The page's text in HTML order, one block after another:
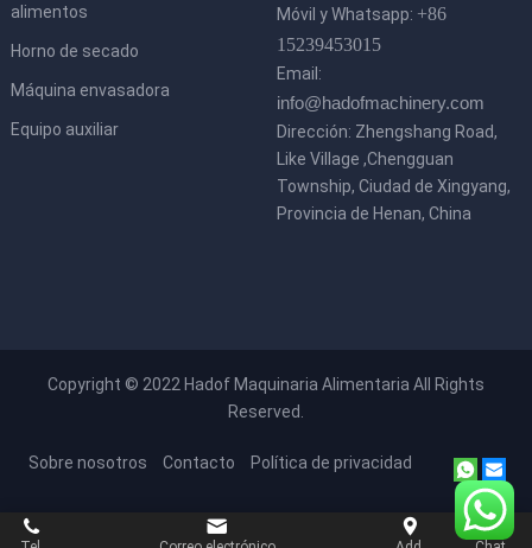
alimentos
Horno de secado
Máquina envasadora
Equipo auxiliar
Móvil y Whatsapp: +86
15239453015
Email:
info@hadofmachinery.com
Dirección: Zhengshang Road,
Like Village ,Chengguan
Township, Ciudad de Xingyang,
Provincia de Henan, China
Copyright © 2022 Hadof Maquinaria Alimentaria All Rights
Reserved.
Sobre nosotros Contacto Política de privacidad